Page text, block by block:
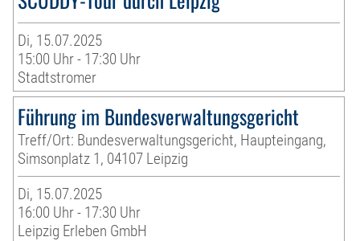
Di, 15.07.2025
15:00 Uhr - 17:30 Uhr
Stadtstromer
Führung im Bundesverwaltungsgericht
Treff/Ort: Bundesverwaltungsgericht, Haupteingang,
Simsonplatz 1, 04107 Leipzig
Di, 15.07.2025
16:00 Uhr - 17:30 Uhr
Leipzig Erleben GmbH